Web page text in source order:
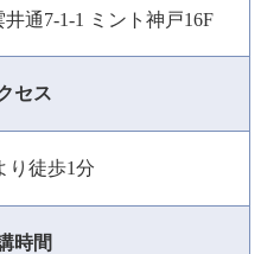
通7-1-1 ミント神戸16F
セス
り徒歩1分
時間